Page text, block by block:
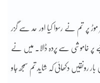
پر تم نے رسوا کیا اور حد سے گزر
پر خاموشی سے پردہ ڈالا۔ میں نے
دکھائی کہ شاید تم سمجھ جاو